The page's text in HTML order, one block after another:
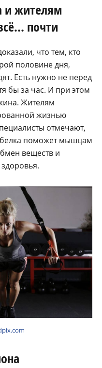
и жителям
почти
что тем, кто
половине дня,
Есть нужно не перед
бы за час. И при этом
Жителям
жизнью
отмечают,
белка поможет мышцам
веществ и